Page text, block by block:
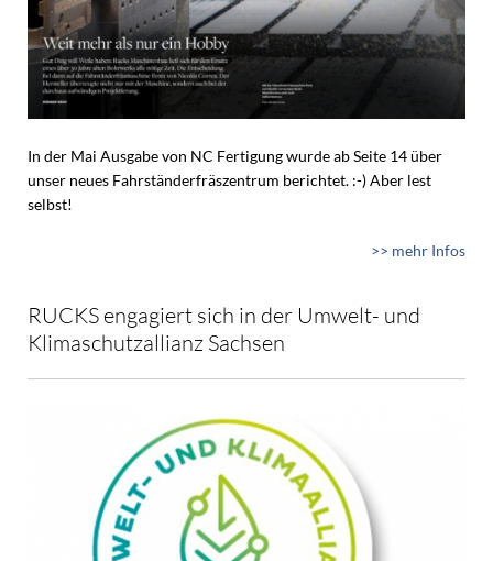
In der Mai Ausgabe von NC Fertigung wurde ab Seite 14 über
unser neues Fahrständerfräszentrum berichtet. :-) Aber lest
selbst!
>> mehr Infos
RUCKS engagiert sich in der Umwelt- und
Klimaschutzallianz Sachsen